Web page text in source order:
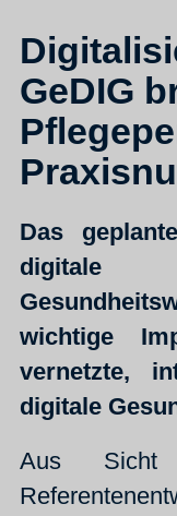
GeDIG
Das
wichtige
vernetzte,
digitale
Aus